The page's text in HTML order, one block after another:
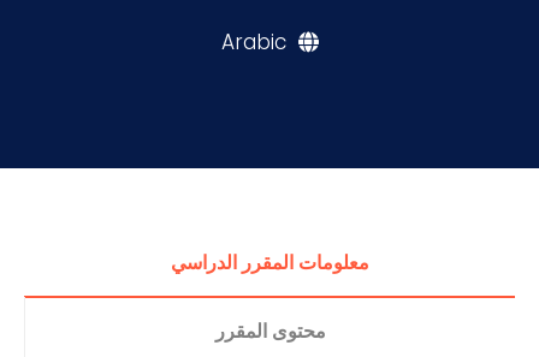
Arabic
معلومات المقرر الدراسي
محتوى المقرر